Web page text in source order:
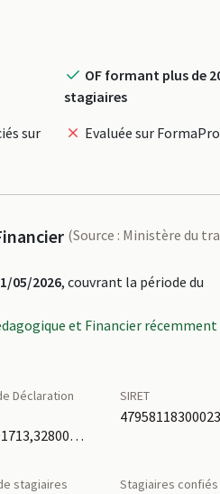
OF formant plus de
stagiaires
sur
Evaluée sur FormaPro
(Source : Ministère du
05/2026, couvrant la période du
et Financier
Déclaration
93131191713,32800202080
SIRET
47958118300023
stagiaires
Stagiaires confiés